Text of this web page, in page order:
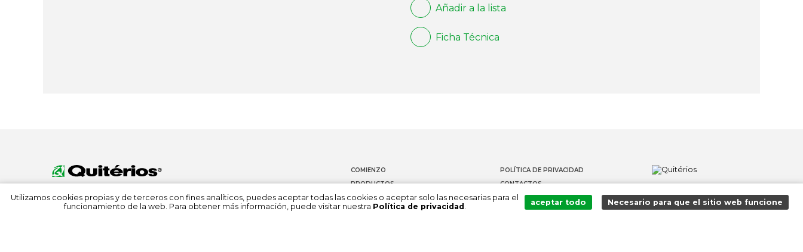
Añadir a la lista
Ficha Técnica
COMIENZO
PRODUCTOS
DOCUMENTACIÓN
SOBRE NOSOTROS
POLÍTICA DE PRIVACIDAD
CONTACTOS
CANAL DE DENUNCIANTES
Utilizamos cookies propias y de terceros con fines analíticos, puedes aceptar todas las cookies o aceptar solo las necesarias para el
funcionamiento de la web. Para obtener más información, puede visitar nuestra Política de privacidad . aceptar todo Necesario para que el sitio web funcione